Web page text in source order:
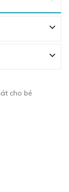
cho bé